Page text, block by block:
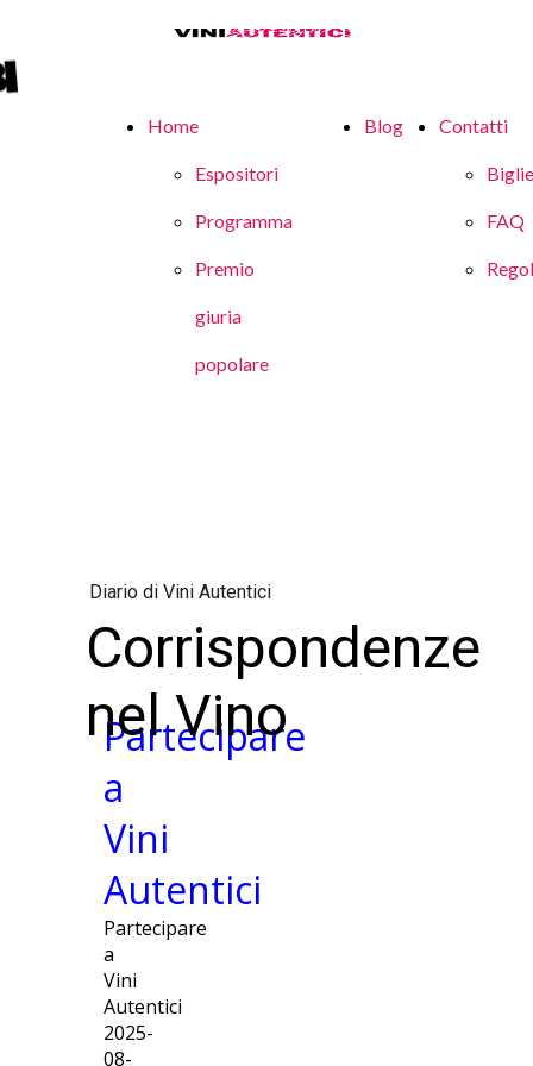
Home
Espositori
Programma
Premio
giuria
popolare
Blog Contatti
FAQ
Diario di Vini Autentici
Corrispondenze
nel Vino
Partecipare
a
Vini
Autentici
Partecipare
a
Vini
Autentici
2025-
08-